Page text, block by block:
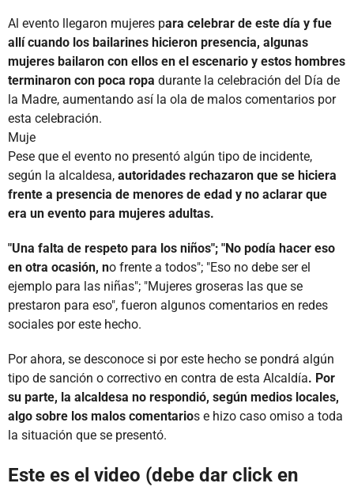
Al evento llegaron mujeres para celebrar de este día y fue
allí cuando los bailarines hicieron presencia, algunas
mujeres bailaron con ellos en el escenario y estos hombres
terminaron con poca ropa durante la celebración del Día de
la Madre, aumentando así la ola de malos comentarios por
esta celebración.
Muje
Pese que el evento no presentó algún tipo de incidente,
según la alcaldesa, autoridades rechazaron que se hiciera
frente a presencia de menores de edad y no aclarar que
era un evento para mujeres adultas.
"Una falta de respeto para los niños"; "No podía hacer eso
en otra ocasión, no frente a todos"; "Eso no debe ser el
ejemplo para las niñas"; "Mujeres groseras las que se
prestaron para eso", fueron algunos comentarios en redes
sociales por este hecho.
Por ahora, se desconoce si por este hecho se pondrá algún
tipo de sanción o correctivo en contra de esta Alcaldía. Por
su parte, la alcaldesa no respondió, según medios locales,
algo sobre los malos comentarios e hizo caso omiso a toda
la situación que se presentó.
Este es el video (debe dar click en